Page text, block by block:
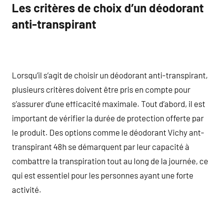
Les critères de choix d’un déodorant
anti-transpirant
Lorsqu’il s’agit de choisir un déodorant anti-transpirant,
plusieurs critères doivent être pris en compte pour
s’assurer d’une efficacité maximale. Tout d’abord, il est
important de vérifier la durée de protection offerte par
le produit. Des options comme le déodorant Vichy ant-
transpirant 48h se démarquent par leur capacité à
combattre la transpiration tout au long de la journée, ce
qui est essentiel pour les personnes ayant une forte
activité.